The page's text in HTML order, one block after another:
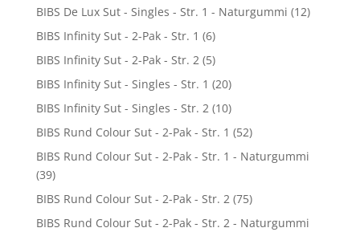
BIBS De Lux Sut - Singles - Str. 1 - Naturgummi (12)
BIBS Infinity Sut - 2-Pak - Str. 1 (6)
BIBS Infinity Sut - 2-Pak - Str. 2 (5)
BIBS Infinity Sut - Singles - Str. 1 (20)
BIBS Infinity Sut - Singles - Str. 2 (10)
BIBS Rund Colour Sut - 2-Pak - Str. 1 (52)
BIBS Rund Colour Sut - 2-Pak - Str. 1 - Naturgummi
(39)
BIBS Rund Colour Sut - 2-Pak - Str. 2 (75)
BIBS Rund Colour Sut - 2-Pak - Str. 2 - Naturgummi